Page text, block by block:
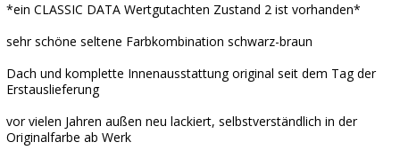
*ein CLASSIC DATA Wertgutachten Zustand 2 ist vorhanden*
sehr schöne seltene Farbkombination schwarz-braun
Dach und komplette Innenausstattung original seit dem Tag der
Erstauslieferung
vor vielen Jahren außen neu lackiert, selbstverständlich in der
Originalfarbe ab Werk